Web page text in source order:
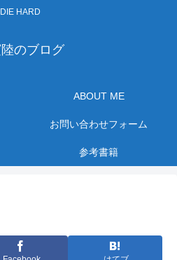
DIE HARD
のブログ
ABOUT ME
お問い合わせフォーム
参考書籍